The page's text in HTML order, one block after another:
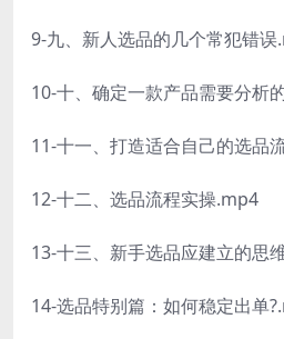
9-九、新人选品的几个常犯错
10-十、确定一款产品需要分析
11-十一、打造适合自己的选品
12-十二、选品流程实操.mp4
13-十三、新手选品应建立的思
14-选品特别篇：如何稳定出单